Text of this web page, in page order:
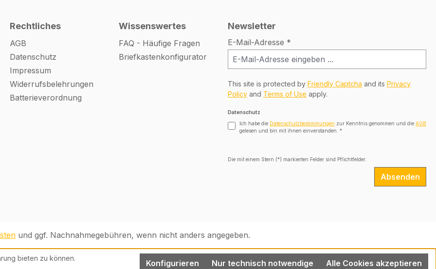
Rechtliches
AGB
Datenschutz
Impressum
Widerrufsbelehrungen
Batterieverordnung
Wissenswertes
FAQ - Häufige Fragen
Briefkastenkonfigurator
Newsletter
E-Mail-Adresse *
This site is protected by Friendly Captcha and its Privacy
Policy and Terms of Use apply.
Datenschutz
Ich habe die Datenschutzbestimmungen zur Kenntnis genommen und die AGB
gelesen und bin mit ihnen einverstanden. *
Die mit einem Stern (*) markierten Felder sind Pflichtfelder.
Absenden
und ggf. Nachnahmegebühren, wenn nicht anders angegeben.
bieten zu können.
Nur technisch notwendige
Konfigurieren Alle Cookies akzeptieren